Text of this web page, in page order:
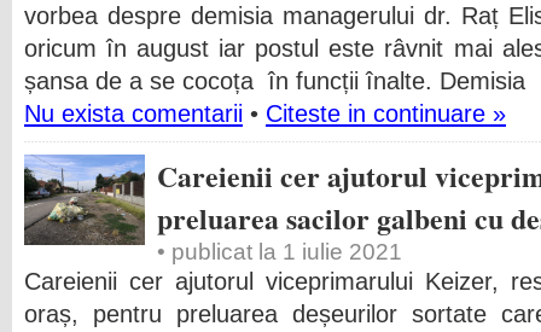
vorbea despre demisia managerului dr. Raț
oricum în august iar postul este râvnit mai
șansa de a se cocoța în funcții înalte. Demisia
Nu exista comentarii • Citeste in continuare »
Careienii cer ajutorul
preluarea sacilor galbeni cu
• publicat la 1 iulie 2021
Careienii cer ajutorul viceprimarului Keizer,
oraș, pentru preluarea deșeurilor sortate